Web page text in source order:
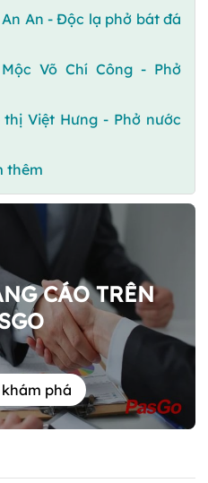
An - Độc lạ phở bát đá
Võ Chí Công - Phở
Việt Hưng - Phở nước
thêm
CÁO TRÊN
phá